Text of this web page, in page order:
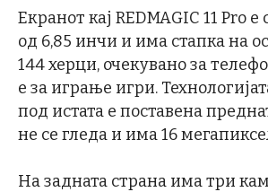
Екранот кај REDMAGIC 11 Pro
од 6,85 инчи и има стапка на
144 херци, очекувано за
е за играње игри.
под истата е поставена
не се гледа и има 16
На задната страна има три